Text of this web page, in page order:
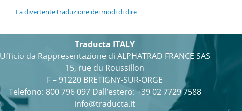
La divertente traduzione dei modi di dire
Traducta ITALY
Ufficio da Rappresentazione di ALPHATRAD FRANCE SAS
15, rue du Roussillon
F – 91220 BRETIGNY-SUR-ORGE
Telefono: 800 796 097Dall’estero: +39 02 7729 7588
info@traducta.it